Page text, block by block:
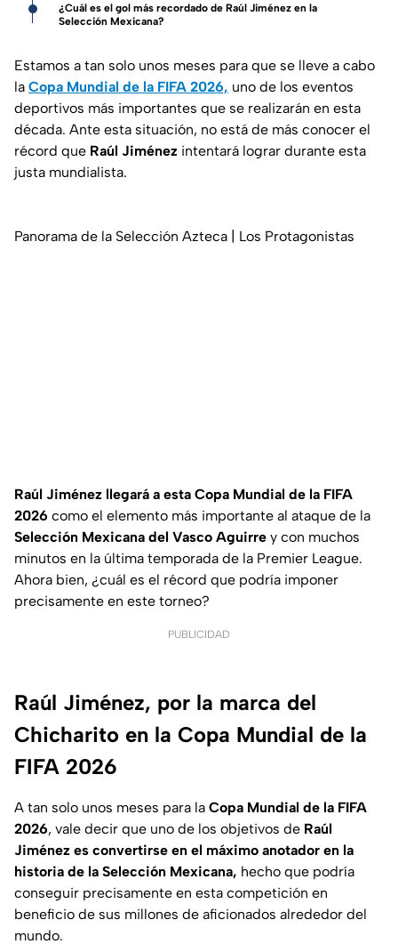
¿Cuál es el gol más recordado de Raúl Jiménez en la
Selección Mexicana?
Estamos a tan solo unos meses para que se lleve a cabo
la Copa Mundial de la FIFA 2026, uno de los eventos
deportivos más importantes que se realizarán en esta
década. Ante esta situación, no está de más conocer el
récord que Raúl Jiménez intentará lograr durante esta
justa mundialista.
Panorama de la Selección Azteca | Los Protagonistas
Raúl Jiménez llegará a esta Copa Mundial de la FIFA
2026 como el elemento más importante al ataque de la
Selección Mexicana del Vasco Aguirre y con muchos
minutos en la última temporada de la Premier League.
Ahora bien, ¿cuál es el récord que podría imponer
precisamente en este torneo?
PUBLICIDAD
Raúl Jiménez, por la marca del
Chicharito en la Copa Mundial de la
FIFA 2026
A tan solo unos meses para la Copa Mundial de la FIFA
2026, vale decir que uno de los objetivos de Raúl
Jiménez es convertirse en el máximo anotador en la
historia de la Selección Mexicana, hecho que podría
conseguir precisamente en esta competición en
beneficio de sus millones de aficionados alrededor del
mundo.